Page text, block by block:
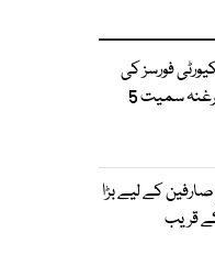
فورسز کی
بڑی کارروائی، اہم سرغنہ سمیت 5
کے لیے بڑا
قریب